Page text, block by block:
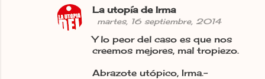
La utopía de Irma
martes, 16 septiembre, 2014
Y lo peor del caso es que nos
creemos mejores, mal tropiezo.
Abrazote utópico, Irma.-